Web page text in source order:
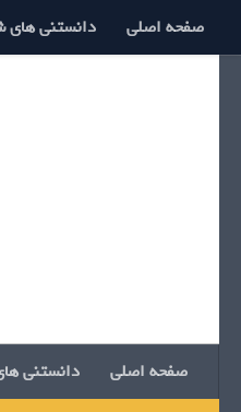
صفحه اصلی دانستنی های
صفحه اصلی دانستنی